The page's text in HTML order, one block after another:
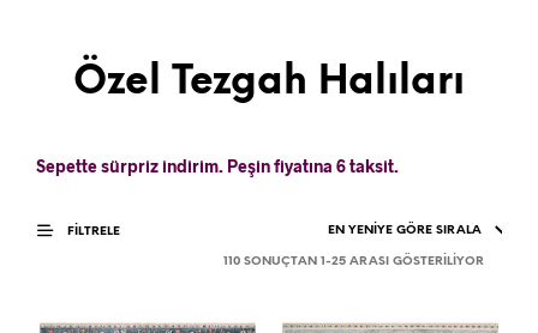
Özel Tezgah Halıları
Sepette sürpriz indirim. Peşin fiyatına 6 taksit.
FILTRELE
110 SONUÇTAN 1-25 ARASI GÖSTERILIYOR